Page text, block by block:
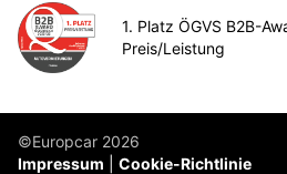
1. Platz ÖGVS B2B-
Preis/Leistung
©Europcar 2026
Impressum
Cookie-Richtlinie